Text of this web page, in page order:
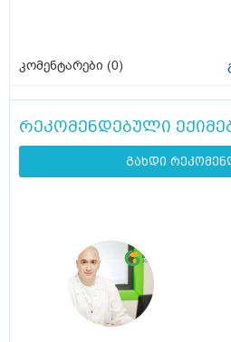
კომენტარები (0)
რეკომენდებული
გახდი